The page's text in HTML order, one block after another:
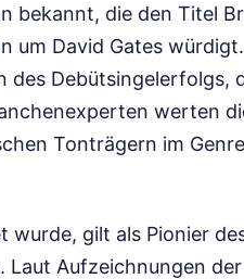
bekannt, die den Titel
um David Gates
Debütsingelerfolgs,
werten
Tonträgern im
wurde, gilt als Pionier
Aufzeichnungen